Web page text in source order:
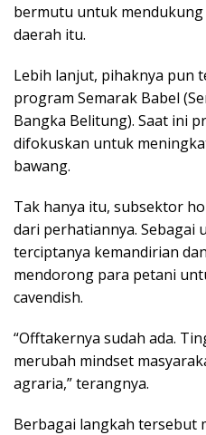
bermutu untuk
daerah itu.
Lebih lanjut, pihaknya pun
program Semarak Babel
Bangka Belitung). Saat ini
difokuskan untuk
bawang.
Tak hanya itu, subsektor
dari perhatiannya. Sebagai
terciptanya kemandirian
mendorong para petani
cavendish.
“Offtakernya sudah ada.
merubah mindset
agraria,” terangnya.
Berbagai langkah tersebut